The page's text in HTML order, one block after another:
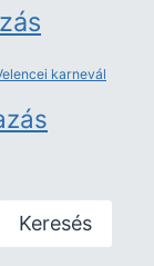
karnevál
Keresés